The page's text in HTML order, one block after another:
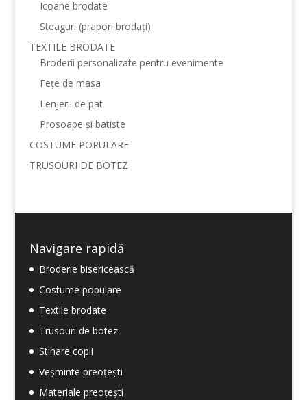
Icoane brodate
Steaguri (prapori brodați)
TEXTILE BRODATE
Broderii personalizate pentru evenimente
Fețe de masa
Lenjerii de pat
Prosoape și batiste
COSTUME POPULARE
TRUSOURI DE BOTEZ
Navigare rapidă
Broderie bisericească
Costume populare
Textile brodate
Trusouri de botez
Stihare copii
Veșminte preoțești
Materiale preoțești